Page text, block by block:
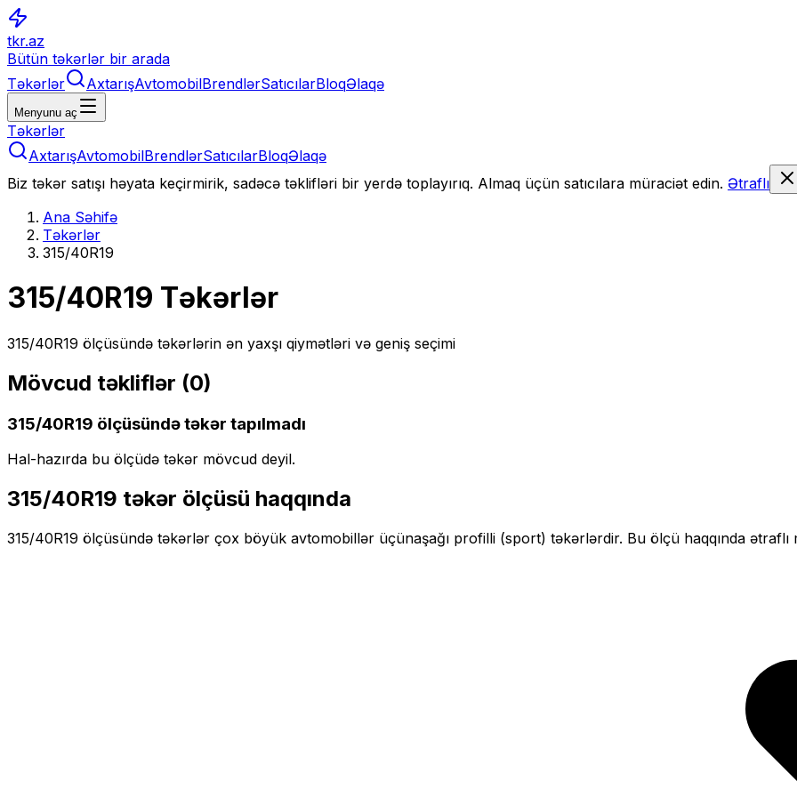
tkr.az
Bütün təkərlər bir arada
Təkərlər
AxtarışAvtomobilBrendlərSatıcılarBloqƏlaqə
Menyunu aç
Təkərlər
AxtarışAvtomobilBrendlərSatıcılarBloqƏlaqə
Biz təkər satışı həyata keçirmirik, sadəcə təklifləri bir yerdə toplayırıq. Almaq üçün satıcılara müraciət edin. Ətraflı
Ana Səhifə
Təkərlər
315/40R19
315/40R19 Təkərlər
315/40R19 ölçüsündə təkərlərin ən yaxşı qiymətləri və geniş seçimi
Mövcud təkliflər (0)
315/40R19 ölçüsündə təkər tapılmadı
Hal-hazırda bu ölçüdə təkər mövcud deyil.
315/40R19 təkər ölçüsü haqqında
315/40R19 ölçüsündə təkərlər çox böyük avtomobillər üçünaşağı profilli (sport) təkərlərdir. Bu ölçü haqqında ətraflı